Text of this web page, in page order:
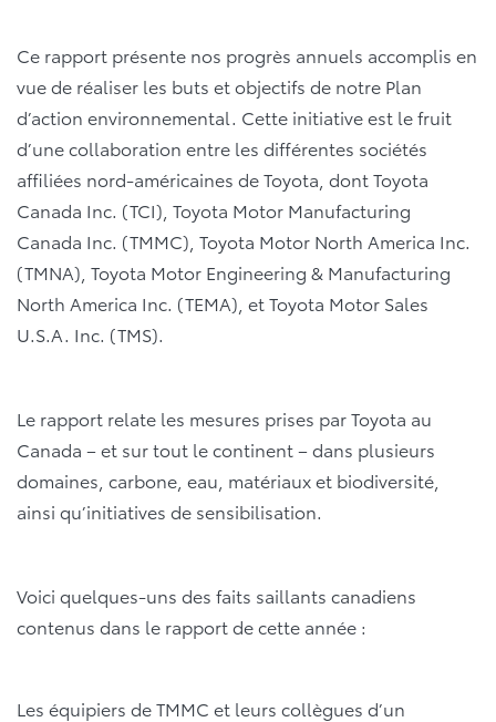
Ce rapport présente nos progrès annuels accomplis en
vue de réaliser les buts et objectifs de notre Plan
d’action environnemental. Cette initiative est le fruit
d’une collaboration entre les différentes sociétés
affiliées nord-américaines de Toyota, dont Toyota
Canada Inc. (TCI), Toyota Motor Manufacturing
Canada Inc. (TMMC), Toyota Motor North America Inc.
(TMNA), Toyota Motor Engineering & Manufacturing
North America Inc. (TEMA), et Toyota Motor Sales
U.S.A. Inc. (TMS).
Le rapport relate les mesures prises par Toyota au
Canada – et sur tout le continent – dans plusieurs
domaines, carbone, eau, matériaux et biodiversité,
ainsi qu’initiatives de sensibilisation.
Voici quelques-uns des faits saillants canadiens
contenus dans le rapport de cette année :
Les équipiers de TMMC et leurs collègues d’un